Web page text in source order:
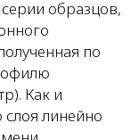
образцов,
по
Как и
линейно